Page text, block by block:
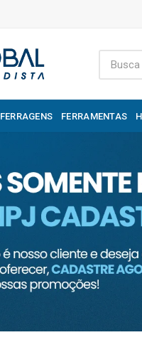
FERRAGENS FERRAMENTAS